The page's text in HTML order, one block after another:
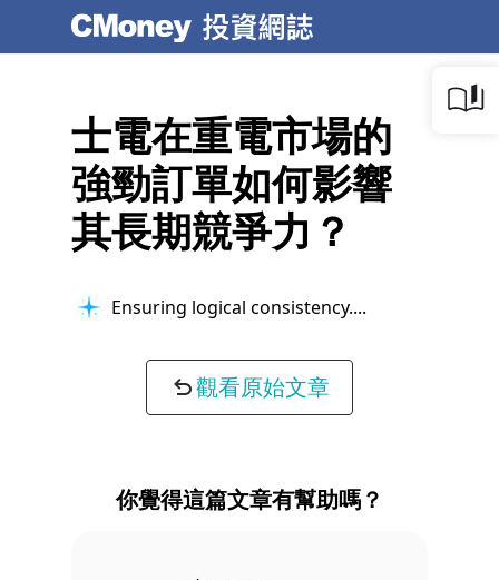
士電在重電市場的
強勁訂單如何影響
其長期競爭力？
Ensuring logical consistency...
觀看原始文章
你覺得這篇文章有幫助嗎？